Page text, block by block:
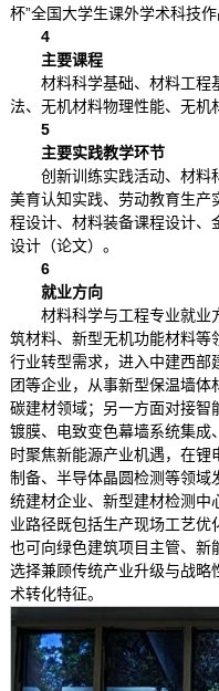
杯”全国大学生课外学术科技
4
主要课程
材料科学基础、材料工程
法、无机材料物理性能、无机
5
主要实践教学环节
创新训练实践活动、材料
美育认知实践、劳动教育生产
程设计、材料装备课程设计、
设计（论文）。
6
就业方向
材料科学与工程专业就业
筑材料、新型无机功能材料等
行业转型需求，进入中建西部
团等企业，从事新型保温墙
碳建材领域；另一方面对接智
镀膜、电致变色幕墙系统集成
时聚焦新能源产业机遇，在
制备、半导体晶圆检测等领域
统建材企业、新型建材检测中
业路径既包括生产现场工艺优
也可向绿色建筑项目主管、新
选择兼顾传统产业升级与战略
术转化特征。